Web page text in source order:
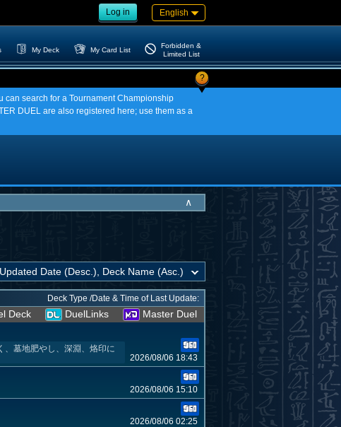
Log in English
My Deck My Card List
Forbidden &
Limited List
?
can search for a Tournament Championship
DUEL are also registered here; use them as a
∧
Deck Type /Date & Time of Last Update:
Deck DuelLinks
Master Duel
、墓地肥やし、深淵、烙印に
2026/08/06 18:43
2026/08/06 15:10
2026/08/06 02:25